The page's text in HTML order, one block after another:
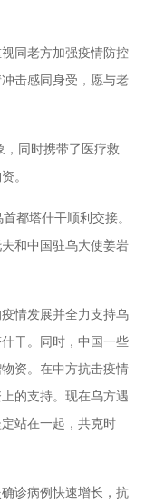
同老方加强疫情防控
击感同身受，愿与老
同时携带了医疗救
。
都塔什干顺利交接。
和中国驻乌大使姜岩
情发展并全力支持乌
干。同时，中国一些
资。在中方抗击疫情
的支持。现在乌方遇
站在一起，共克时
诊病例快速增长，抗